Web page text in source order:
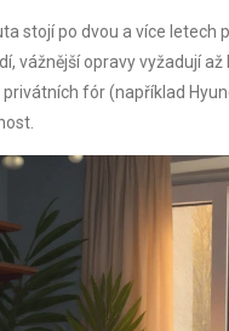
stojí po dvou a více
vážnější opravy vyžadují
fór (například